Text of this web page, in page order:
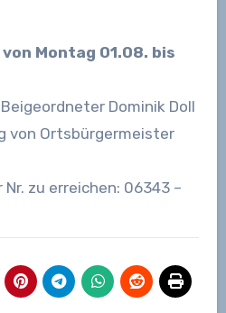
Montag 01.08. bis
Dominik Doll
von Ortsbürgermeister
zu erreichen: 06343 –